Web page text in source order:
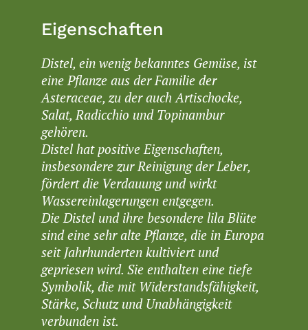
Eigenschaften
Distel, ein wenig bekanntes Gemüse, ist
eine Pflanze aus der Familie der
Asteraceae, zu der auch Artischocke,
Salat, Radicchio und Topinambur
gehören.
Distel hat positive Eigenschaften,
insbesondere zur Reinigung der Leber,
fördert die Verdauung und wirkt
Wassereinlagerungen entgegen.
Die Distel und ihre besondere lila Blüte
sind eine sehr alte Pflanze, die in Europa
seit Jahrhunderten kultiviert und
gepriesen wird. Sie enthalten eine tiefe
Symbolik, die mit Widerstandsfähigkeit,
Stärke, Schutz und Unabhängigkeit
verbunden ist.